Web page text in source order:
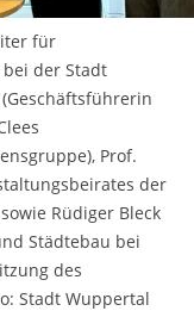
für
der Stadt
Prof.
der
Rüdiger Bleck
Städtebau bei
des
Stadt Wuppertal